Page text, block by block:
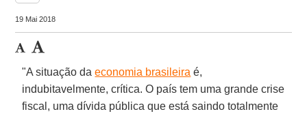
19 Mai 2018
"A situação daeconomia brasileira é,
indubitavelmente, crítica. O país tem uma grande crise
fiscal, uma dívida pública que está saindo totalmente